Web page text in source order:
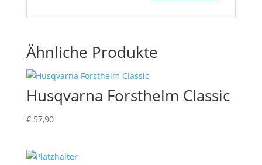
Ähnliche Produkte
Husqvarna Forsthelm Classic
€57,90